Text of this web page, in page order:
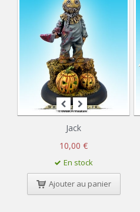
Jack
10,00 €
En stock
Ajouter au panier